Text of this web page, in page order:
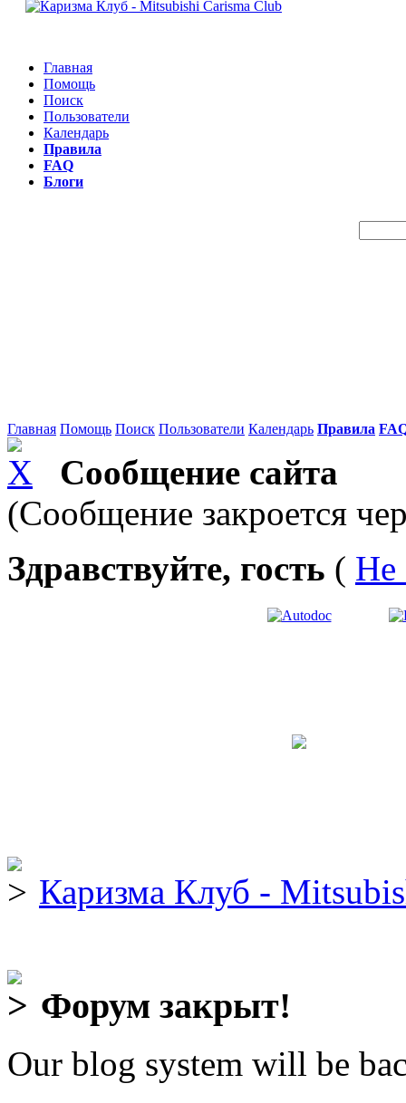
Главная
Помощь
Поиск
Пользователи
Календарь
Правила
FAQ
Блоги
Главная Помощь Поиск Пользователи Календарь Правила
Сообщение сайта
(Сообщение закроется
Здравствуйте, гость ( Не
Каризма Клуб -
Форум закрыт!
Our blog system will be